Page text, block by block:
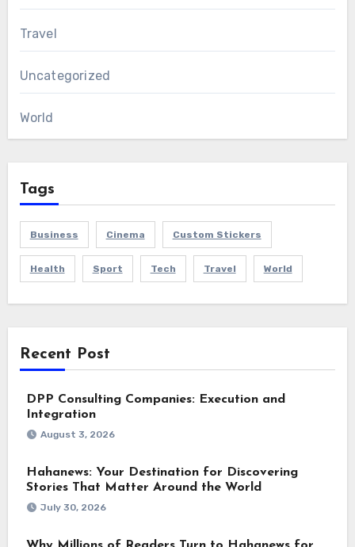
Travel
Uncategorized
World
Tags
Business Cinema Custom Stickers
Health Sport Tech Travel World
Recent Post
DPP Consulting Companies: Execution and
Integration
August 3, 2026
Hahanews: Your Destination for Discovering
Stories That Matter Around the World
July 30, 2026